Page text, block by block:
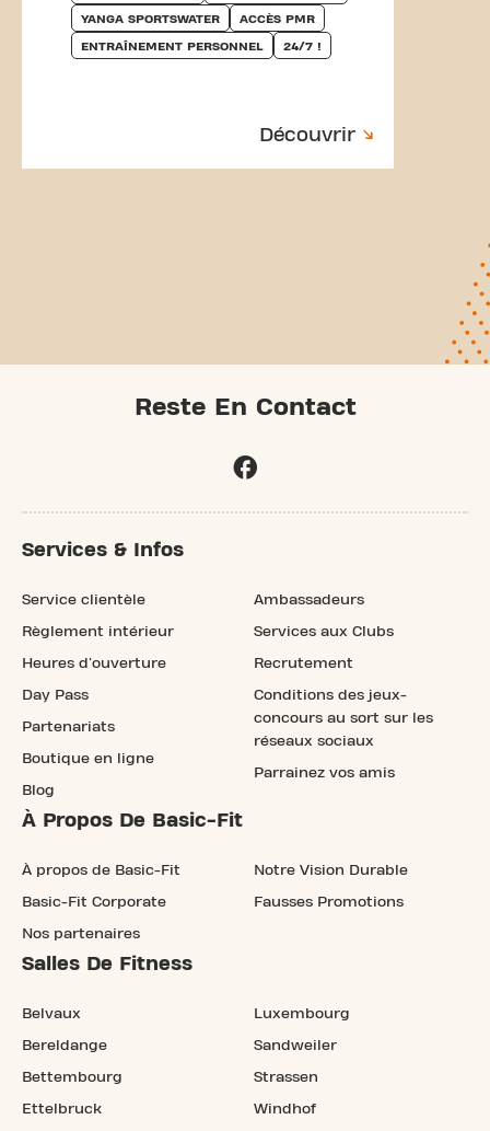
YANGA SPORTSWATER ACCÈS PMR
ENTRAÎNEMENT PERSONNEL 24/7 !
Découvrir
Reste En Contact
Services & Infos
Service clientèle
Règlement intérieur
Heures d'ouverture
Day Pass
Partenariats
Boutique en ligne
Blog
Ambassadeurs
Services aux Clubs
Recrutement
Conditions des jeux-
concours au sort sur les
réseaux sociaux
Parrainez vos amis
À Propos De Basic-Fit
À propos de Basic-Fit
Basic-Fit Corporate
Nos partenaires
Notre Vision Durable
Fausses Promotions
Salles De Fitness
Belvaux
Bereldange
Bettembourg
Ettelbruck
Luxembourg
Sandweiler
Strassen
Windhof